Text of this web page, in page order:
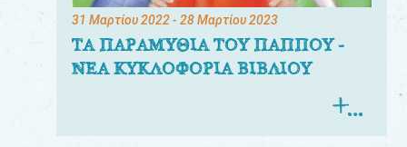
31 Μαρτίου 2022- 28 Μαρτίου 2023
ΤΑ ΠΑΡΑΜΥΘΙΑ ΤΟΥ ΠΑΠΠΟΥ -
ΝΕΑ ΚΥΚΛΟΦΟΡΙΑ ΒΙΒΛΙΟΥ